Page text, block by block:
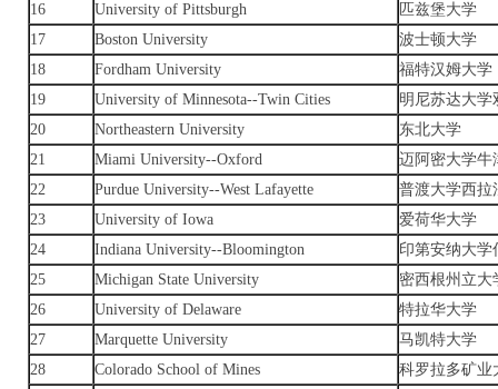
16
University of Pittsburgh
匹兹堡大学
17
Boston University
波士顿大学
18
Fordham University
福特汉姆大学
19
University of Minnesota--Twin Cities
明尼苏达大学
20
Northeastern University
东北
21
Miami University--Oxford
迈阿密大学牛
22
Purdue University--West Lafayette
普渡大学西拉
23
University of Iowa
爱荷华大学
24
Indiana University--Bloomington
印第安纳大学
25
Michigan State University
密西根州立大
26
University of Delaware
特拉华大学
27
Marquette University
马凯特大学
28
Colorado School of Mines
科罗拉多矿业